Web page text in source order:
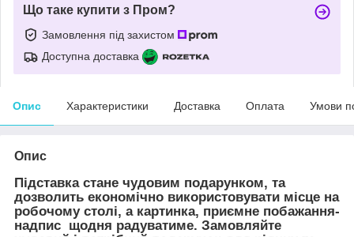
Що таке купити з Пром?
Замовлення під захистом
Доступна доставка
Опис Характеристики Доставка Оплата Умови
Опис
Підставка стане чудовим подарунком, та
дозволить економічно використовувати місце на
робочому столі, а картинка, приємне побажання-
надпис щодня радуватиме. Замовляйте